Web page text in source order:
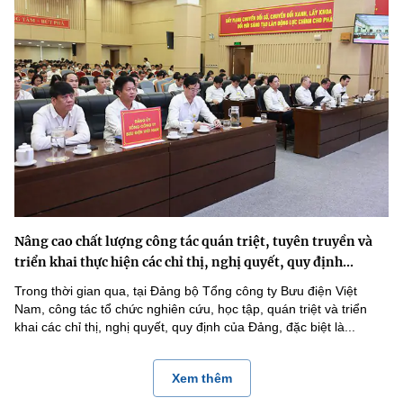
Nâng cao chất lượng công tác quán triệt, tuyên truyền và
triển khai thực hiện các chỉ thị, nghị quyết, quy định...
Trong thời gian qua, tại Đảng bộ Tổng công ty Bưu điện Việt
Nam, công tác tổ chức nghiên cứu, học tập, quán triệt và triển
khai các chỉ thị, nghị quyết, quy định của Đảng, đặc biệt là...
Xem thêm